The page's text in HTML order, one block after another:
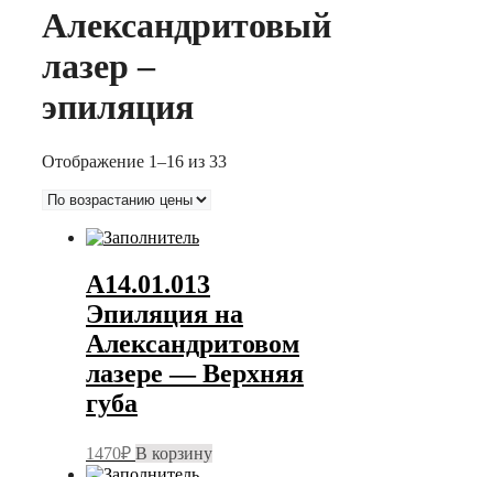
Александритовый
лазер –
эпиляция
Отображение 1–16 из 33Цены:
А14.01.013
Эпиляция на
Александритовом
лазере — Верхняя
губа
1470₽ В корзину